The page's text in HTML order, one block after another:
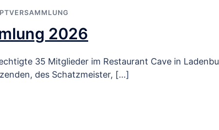
2026
35 Mitglieder im Restaurant Cave in
des Schatzmeister, […]